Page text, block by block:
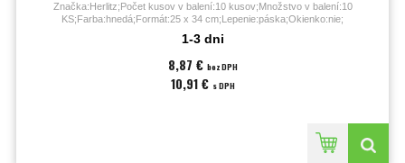
Značka:Herlitz;Počet kusov v balení:10 kusov;Množstvo v balení:10
KS;Farba:hnedá;Formát:25 x 34 cm;Lepenie:páska;Okienko:nie;
1-3 dni
8,87 € bez DPH
10,91 € s DPH